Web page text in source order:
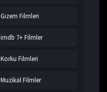
Gizem Filmleri
imdb 7+ Filmler
Korku Filmleri
Muzikal Filmler